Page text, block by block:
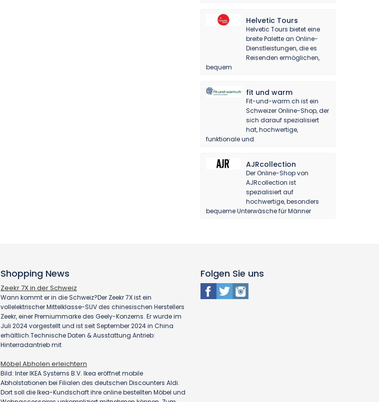
Helvetic Tours
Helvetic Tours bietet eine
breite Palette an Online-
Dienstleistungen, die es
Reisenden ermöglichen,
bequem
fit und warm
Fit-und-warm.ch ist ein
Schweizer Online-Shop, der
sich darauf spezialisiert
hat, hochwertige,
funktionale und
AJRcollection
Der Online-Shop von
AJRcollection ist
spezialisiert auf
hochwertige, besonders
bequeme Unterwäsche für Männer
Shopping News
Zeekr 7X in der Schweiz
Wann kommt er in die Schweiz?Der Zeekr 7X ist ein
vollelektrischer Mittelklasse-SUV des chinesischen Herstellers
Zeekr, einer Premiummarke des Geely-Konzerns. Er wurde im
Juli 2024 vorgestellt und ist seit September 2024 in China
erhältlich.Technische Daten & Ausstattung Antrieb:
Hinterradantrieb mit
Möbel Abholen erleichtern
Bild: Inter IKEA Systems B.V. Ikea eröffnet mobile
Abholstationen bei Filialen des deutschen Discounters Aldi.
Dort soll die Ikea-Kundschaft ihre online bestellten Möbel und
Folgen Sie uns